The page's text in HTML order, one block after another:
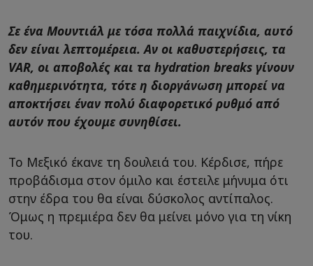
Σε ένα Μουντιάλ με τόσα πολλά παιχνίδια, αυτό
δεν είναι λεπτομέρεια. Αν οι καθυστερήσεις, τα
VAR, οι αποβολές και τα hydration breaks γίνουν
καθημερινότητα, τότε η διοργάνωση μπορεί να
αποκτήσει έναν πολύ διαφορετικό ρυθμό από
αυτόν που έχουμε συνηθίσει.
Το Μεξικό έκανε τη δουλειά του. Κέρδισε, πήρε
προβάδισμα στον όμιλο και έστειλε μήνυμα ότι
στην έδρα του θα είναι δύσκολος αντίπαλος.
Όμως η πρεμιέρα δεν θα μείνει μόνο για τη νίκη
του.